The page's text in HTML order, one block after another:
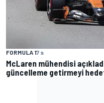
FORMULA 17 s
McLaren mühendisi
güncelleme getirmeyi